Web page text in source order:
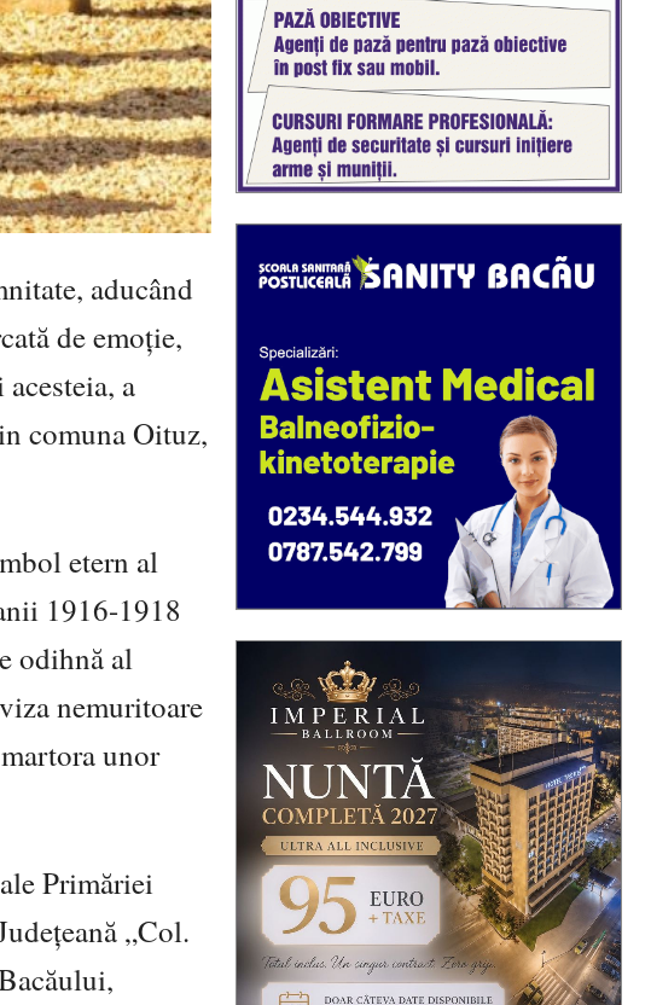
aducând
de emoție,
a
comuna Oituz,
etern al
1916-1918
odihnă al
nemuritoare
unor
Primăriei
„Col.